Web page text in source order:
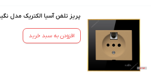
پریز تلفن آسیا الکتریک مدل
افزودن به سبد خرید